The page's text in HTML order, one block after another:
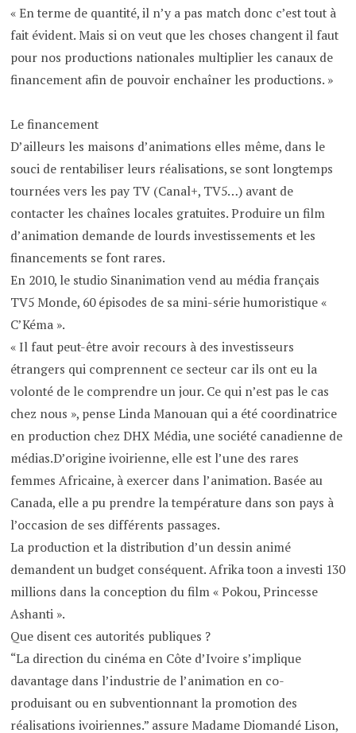
« En terme de quantité, il n’y a pas match donc c’est tout à
fait évident. Mais si on veut que les choses changent il faut
pour nos productions nationales multiplier les canaux de
financement afin de pouvoir enchaîner les productions. »
Le financement
D’ailleurs les maisons d’animations elles même, dans le
souci de rentabiliser leurs réalisations, se sont longtemps
tournées vers les pay TV (Canal+, TV5…) avant de
contacter les chaînes locales gratuites. Produire un film
d’animation demande de lourds investissements et les
financements se font rares.
En 2010, le studio Sinanimation vend au média français
TV5 Monde, 60 épisodes de sa mini-série humoristique «
C’Kéma ».
« Il faut peut-être avoir recours à des investisseurs
étrangers qui comprennent ce secteur car ils ont eu la
volonté de le comprendre un jour. Ce qui n’est pas le cas
chez nous », pense Linda Manouan qui a été coordinatrice
en production chez DHX Média, une société canadienne de
médias.D’origine ivoirienne, elle est l’une des rares
femmes Africaine, à exercer dans l’animation. Basée au
Canada, elle a pu prendre la température dans son pays à
l’occasion de ses différents passages.
La production et la distribution d’un dessin animé
demandent un budget conséquent. Afrika toon a investi 130
millions dans la conception du film « Pokou, Princesse
Ashanti ».
Que disent ces autorités publiques ?
“La direction du cinéma en Côte d’Ivoire s’implique
davantage dans l’industrie de l’animation en co-
produisant ou en subventionnant la promotion des
réalisations ivoiriennes.” assure Madame Diomandé Lison,